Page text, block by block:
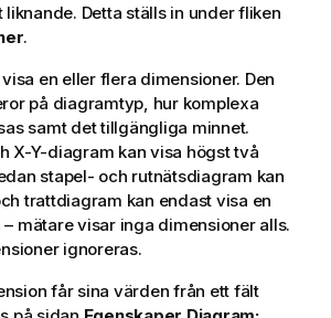
liknande. Detta ställs in under fliken
.
en eller flera dimensioner. Den
på diagramtyp, hur komplexa
samt det tillgängliga minnet.
X-Y-diagram kan visa högst två
stapel- och rutnätsdiagram kan
trattdiagram kan endast visa en
mätare visar inga dimensioner alls.
ignoreras.
får sina värden från ett fält